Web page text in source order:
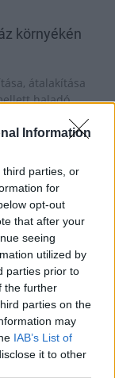
Information
third parties, or
for
opt-out
that after your
seeing
utilized by
parties prior to
the further
parties on the
may
IAB’s List of
it to other
környékén
átalakítása
haladó
között
Királyrét és
vehet.